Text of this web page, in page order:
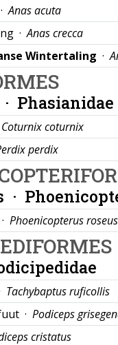
Anas acuta
·Anas crecca
Wintertaling ·
Phasianidae
Coturnix coturnix
perdix
·
Phoenicopterus roseus
Tachybaptus ruficollis
· Podiceps
cristatus